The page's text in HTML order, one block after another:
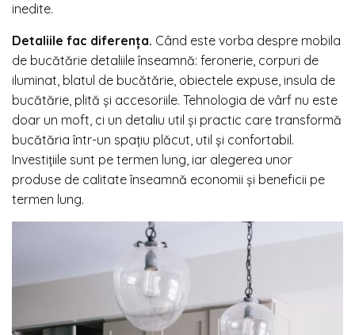
inedite.
Detaliile fac diferența. Când este vorba despre mobila
de bucătărie detaliile înseamnă: feronerie, corpuri de
iluminat, blatul de bucătărie, obiectele expuse, insula de
bucătărie, plită și accesoriile. Tehnologia de vârf nu este
doar un moft, ci un detaliu util și practic care transformă
bucătăria într-un spațiu plăcut, util și confortabil.
Investițiile sunt pe termen lung, iar alegerea unor
produse de calitate înseamnă economii și beneficii pe
termen lung.